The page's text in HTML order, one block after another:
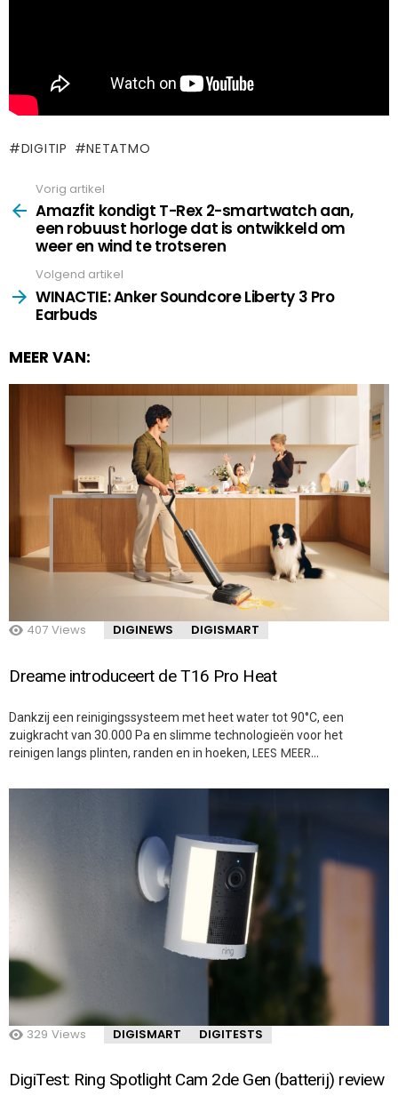
DIGITIP NETATMO
more
Vorig artikel
Amazfit kondigt T-Rex 2-smartwatch aan,
een robuust horloge dat is ontwikkeld om
weer en wind te trotseren
Volgend artikel
WINACTIE: Anker Soundcore Liberty 3 Pro
Earbuds
MEER VAN:
407 Views DIGINEWS DIGISMART
Dreame introduceert de T16 Pro Heat
Dankzij een reinigingssysteem met heet water tot 90°C, een
zuigkracht van 30.000 Pa en slimme technologieën voor het
reinigen langs plinten, randen en in hoeken, LEES MEER…
329 Views DIGISMART DIGITESTS
DigiTest: Ring Spotlight Cam 2de Gen (batterij) review